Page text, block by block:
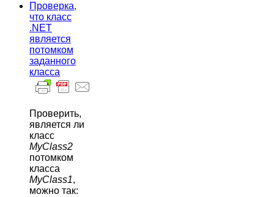
Проверка,
что класс
.NET
является
потомком
заданного
класса
Проверить,
является ли
класс
MyClass2
потомком
класса
MyClass1,
можно так: